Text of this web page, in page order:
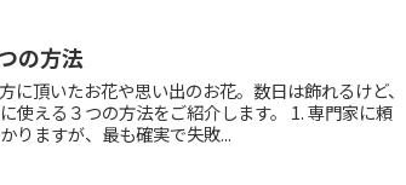
の方法
頂いたお花や思い出のお花。数日は飾れるけど、
使える３つの方法をご紹介します。 1. 専門家に頼
りますが、最も確実で失敗...